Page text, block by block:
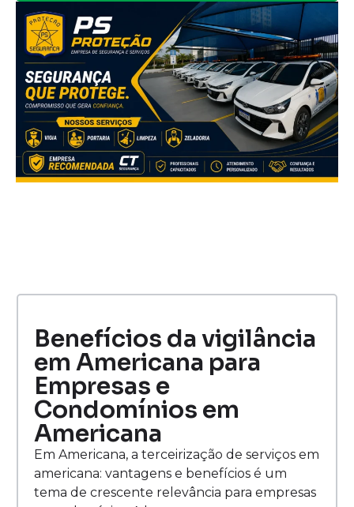
Benefícios da vigilância
em Americana para
Empresas e
Condomínios em
Americana
Em Americana, a terceirização de serviços em
americana: vantagens e benefícios é um
tema de crescente relevância para empresas